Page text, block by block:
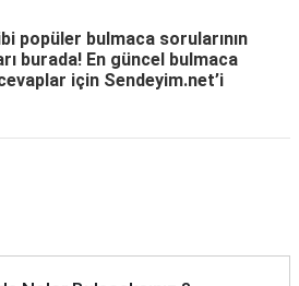
popüler bulmaca sorularının
burada! En güncel bulmaca
için Sendeyim.net’i